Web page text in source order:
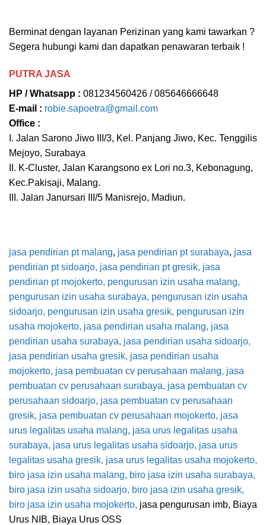
Berminat dengan layanan Perizinan yang kami tawarkan ?
Segera hubungi kami dan dapatkan penawaran terbaik !
PUTRA JASA
HP / Whatsapp : 081234560426 / 085646666648
E-mail : robie.sapoetra@gmail.com
Office :
I. Jalan Sarono Jiwo III/3, Kel. Panjang Jiwo, Kec. Tenggilis
Mejoyo, Surabaya
II. K-Cluster, Jalan Karangsono ex Lori no.3, Kebonagung,
Kec.Pakisaji, Malang.
III. Jalan Janursari III/5 Manisrejo, Madiun.
jasa pendirian pt malang, jasa pendirian pt surabaya, jasa
pendirian pt sidoarjo, jasa pendirian pt gresik, jasa
pendirian pt mojokerto, pengurusan izin usaha malang,
pengurusan izin usaha surabaya, pengurusan izin usaha
sidoarjo, pengurusan izin usaha gresik, pengurusan izin
usaha mojokerto, jasa pendirian usaha malang, jasa
pendirian usaha surabaya, jasa pendirian usaha sidoarjo,
jasa pendirian usaha gresik, jasa pendirian usaha
mojokerto, jasa pembuatan cv perusahaan malang, jasa
pembuatan cv perusahaan surabaya, jasa pembuatan cv
perusahaan sidoarjo, jasa pembuatan cv perusahaan
gresik, jasa pembuatan cv perusahaan mojokerto, jasa
urus legalitas usaha malang, jasa urus legalitas usaha
surabaya, jasa urus legalitas usaha sidoarjo, jasa urus
legalitas usaha gresik, jasa urus legalitas usaha mojokerto,
biro jasa izin usaha malang, biro jasa izin usaha surabaya,
biro jasa izin usaha sidoarjo, biro jasa izin usaha gresik,
biro jasa izin usaha mojokerto, jasa pengurusan imb, Biaya
Urus NIB, Biaya Urus OSS